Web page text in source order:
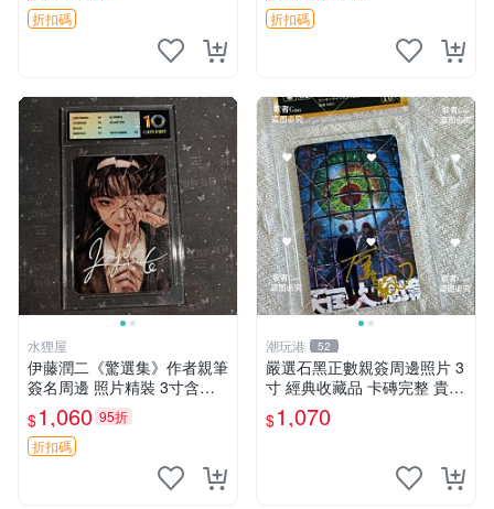
折扣碼
折扣碼
水狸屋
伊藤潤二《驚選集》作者親筆
簽名周邊 照片精裝 3寸含原
裝卡磚 收藏級紀念照 驚選集
親筆簽名 周邊收藏
$1,060 95折
折扣碼
潮玩港 52
嚴選石黑正數親簽周邊照片 3
寸 經典收藏品 卡磚完整 貴重
紀念照 周邊收藏 照片
$1,070